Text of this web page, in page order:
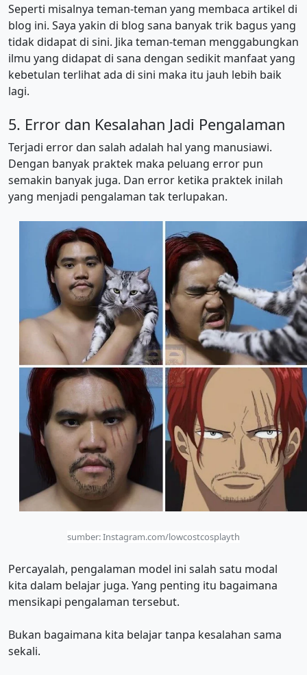
Seperti misalnya teman-teman yang membaca artikel di
blog ini. Saya yakin di blog sana banyak trik bagus yang
tidak didapat di sini. Jika teman-teman menggabungkan
ilmu yang didapat di sana dengan sedikit manfaat yang
kebetulan terlihat ada di sini maka itu jauh lebih baik
lagi.
5. Error dan Kesalahan Jadi Pengalaman
Terjadi error dan salah adalah hal yang manusiawi.
Dengan banyak praktek maka peluang error pun
semakin banyak juga. Dan error ketika praktek inilah
yang menjadi pengalaman tak terlupakan.
sumber: Instagram.com/lowcostcosplayth
Percayalah, pengalaman model ini salah satu modal
kita dalam belajar juga. Yang penting itu bagaimana
mensikapi pengalaman tersebut.
Bukan bagaimana kita belajar tanpa kesalahan sama
sekali.